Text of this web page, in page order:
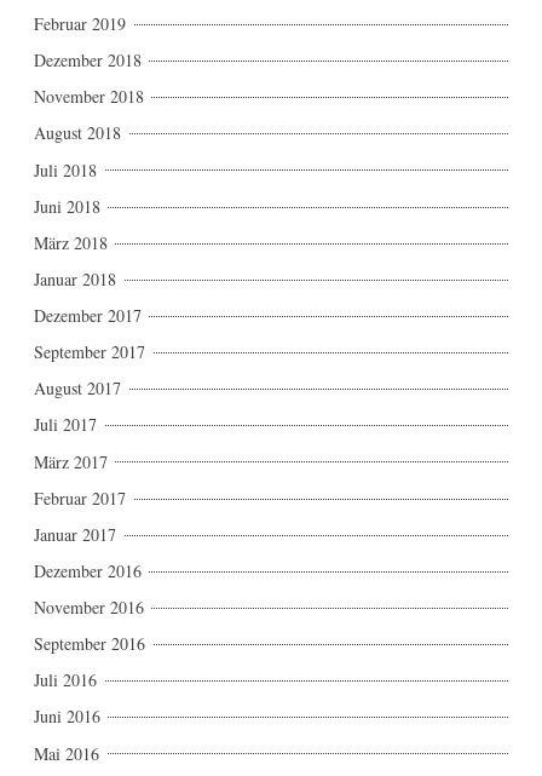
Februar 2019
Dezember 2018
November 2018
August 2018
Juli 2018
Juni 2018
März 2018
Januar 2018
Dezember 2017
September 2017
August 2017
Juli 2017
März 2017
Februar 2017
Januar 2017
Dezember 2016
November 2016
September 2016
Juli 2016
Juni 2016
Mai 2016